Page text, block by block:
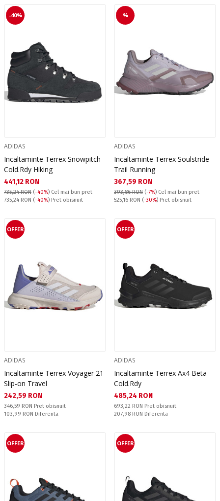
-40%
ADIDAS
Incaltaminte Terrex Snowpitch
Cold.Rdy Hiking
Текуща цена:
441,12 RON
735,24 RON (-40%) Cel mai bun pret
Pret obisnuit:
735,24 RON (-40%) Pret obisnuit
%
ADIDAS
Incaltaminte Terrex Soulstride
Trail Running
Текуща цена:
367,59 RON
393,86 RON (-7%) Cel mai bun pret
Pret obisnuit:
525,16 RON (-30%) Pret obisnuit
OFFER
ADIDAS
Incaltaminte Terrex Voyager 21
Slip-on Travel
Текуща цена:
242,59 RON
Pret obisnuit:
346,59 RON Pret obisnuit
Спестявате:
103,99 RON Diferenta
OFFER
ADIDAS
Incaltaminte Terrex Ax4 Beta
Cold.Rdy
Текуща цена:
485,24 RON
Pret obisnuit:
693,22 RON Pret obisnuit
Спестявате:
207,98 RON Diferenta
OFFER OFFER